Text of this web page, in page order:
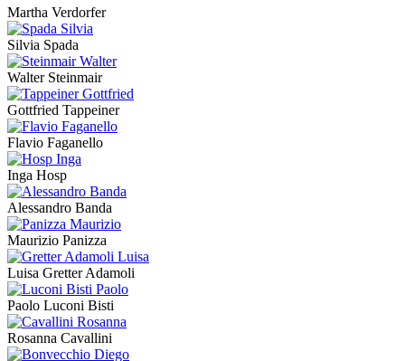
Martha Verdorfer
Silvia Spada
Walter Steinmair
Gottfried Tappeiner
Flavio Faganello
Inga Hosp
Alessandro Banda
Maurizio Panizza
Luisa Gretter Adamoli
Paolo Luconi Bisti
Rosanna Cavallini